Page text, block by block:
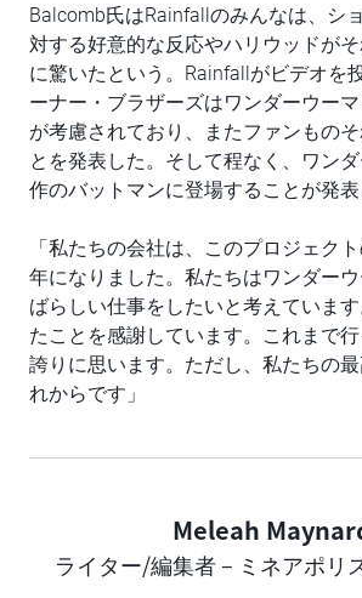
Balcomb氏はRainfallのみんなは、シ
対する好意的な反応やハリウッドが
に驚いたという。Rainfallがビデオを
ーナー・ブラザーズはワンダーウー
が考慮されており、またファンもの
とを発表した。そして程なく、ワン
作のバットマンに登場することが発表
「私たちの会社は、このプロジェク
年になりました。私たちはワンダー
ばらしい仕事をしたいと考えていま
たことを感謝しています。これまで
誇りに思います。ただし、私たちの
れからです」
Author
Meleah
ライター/編集者 – ミネアポリ